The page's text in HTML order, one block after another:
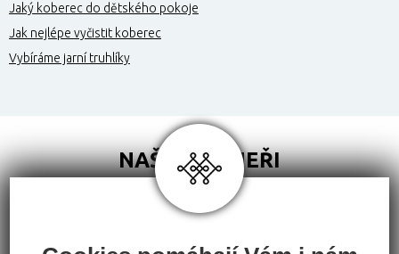
Jaký koberec do dětského pokoje
Jak nejlépe vyčistit koberec
Vybíráme jarní truhlíky
NAŠI PARTNEŘI